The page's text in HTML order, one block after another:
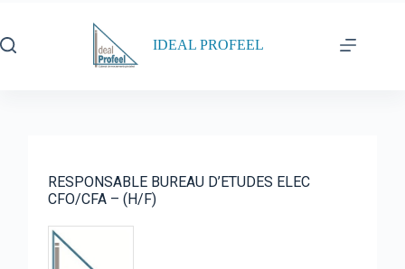
contenu
IDEAL PROFEEL
RESPONSABLE BUREAU D’ETUDES ELEC
CFO/CFA – (H/F)